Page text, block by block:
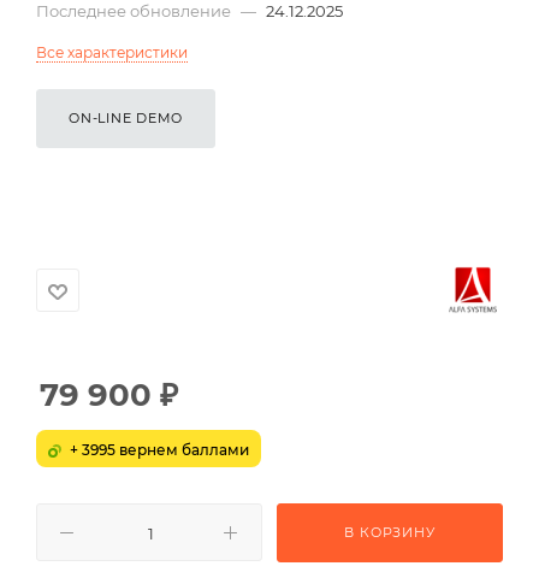
Последнее обновление — 24.12.2025
Все характеристики
ON-LINE DEMO
79 900 ₽
+ 3995 вернем баллами
В КОРЗИНУ